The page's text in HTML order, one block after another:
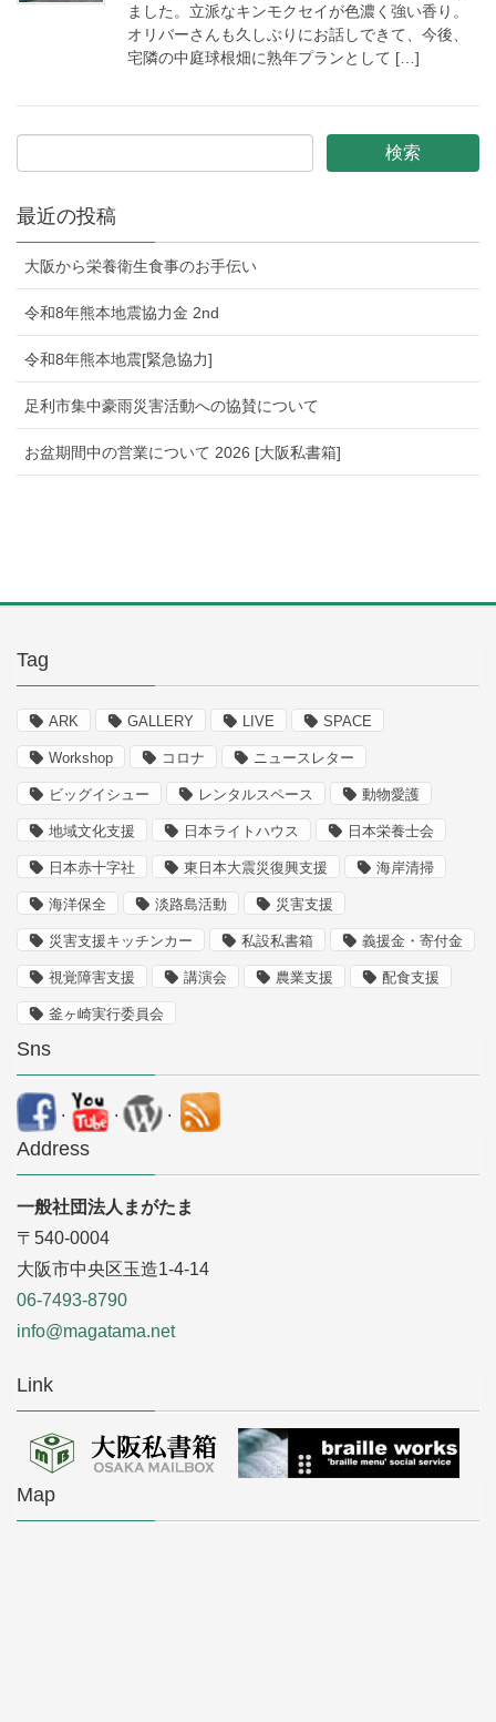
ました。立派なキンモクセイが色濃く強い香り。
オリバーさんも久しぶりにお話しできて、今後、
宅隣の中庭球根畑に熟年プランとして […]
最近の投稿
大阪から栄養衛生食事のお手伝い
令和8年熊本地震協力金 2nd
令和8年熊本地震[緊急協力]
足利市集中豪雨災害活動への協賛について
お盆期間中の営業について 2026 [大阪私書箱]
Tag
ARK GALLERY LIVE SPACE
Workshop コロナ ニュースレター
ビッグイシュー レンタルスペース 動物愛護
地域文化支援 日本ライトハウス 日本栄養士会
日本赤十字社 東日本大震災復興支援 海岸清掃
海洋保全 淡路島活動 災害支援
災害支援キッチンカー 私設私書箱 義援金・寄付金
視覚障害支援 講演会 農業支援 配食支援
釜ヶ崎実行委員会
Sns
. . .
Address
一般社団法人まがたま
〒540-0004
大阪市中央区玉造1-4-14
06-7493-8790
info@magatama.net
Link
Map